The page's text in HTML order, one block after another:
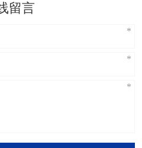
德华真空泵油的效
留言